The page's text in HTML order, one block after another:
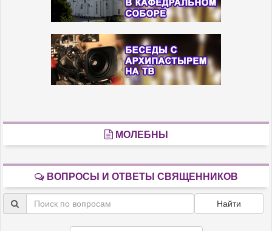
МОЛЕБНЫ
ВОПРОСЫ И ОТВЕТЫ СВЯЩЕННИКОВ
Найти